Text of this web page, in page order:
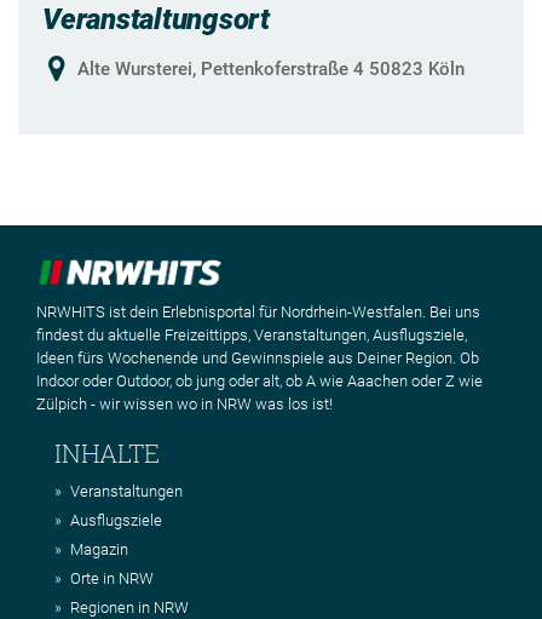
Veranstaltungsort
Alte Wursterei, Pettenkoferstraße 4 50823 Köln
NRWHITS ist dein Erlebnisportal für Nordrhein-Westfalen. Bei uns
findest du aktuelle Freizeittipps, Veranstaltungen, Ausflugsziele,
Ideen fürs Wochenende und Gewinnspiele aus Deiner Region. Ob
Indoor oder Outdoor, ob jung oder alt, ob A wie Aaachen oder Z wie
Zülpich - wir wissen wo in NRW was los ist!
INHALTE
Veranstaltungen
Ausflugsziele
Magazin
Orte in NRW
Regionen in NRW